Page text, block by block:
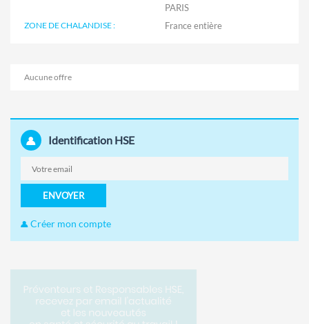
PARIS
ZONE DE CHALANDISE :
Aucune offre
Identification HSE
ENVOYER
Créer mon compte